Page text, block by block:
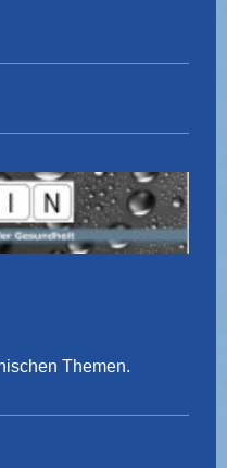
Themen.